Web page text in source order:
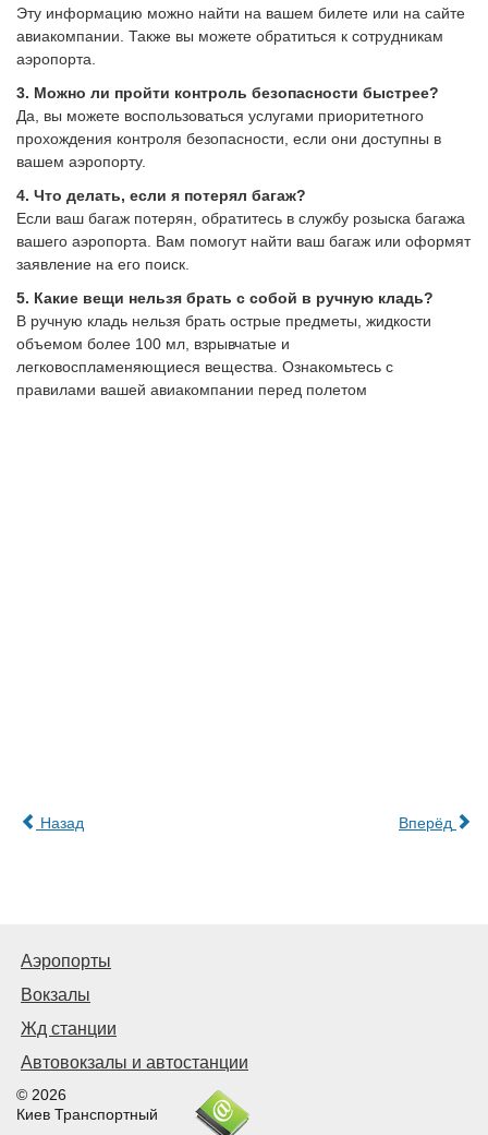
Эту информацию можно найти на вашем билете или на сайте
авиакомпании. Также вы можете обратиться к сотрудникам
аэропорта.
3. Можно ли пройти контроль безопасности быстрее?
Да, вы можете воспользоваться услугами приоритетного
прохождения контроля безопасности, если они доступны в
вашем аэропорту.
4. Что делать, если я потерял багаж?
Если ваш багаж потерян, обратитесь в службу розыска багажа
вашего аэропорта. Вам помогут найти ваш багаж или оформят
заявление на его поиск.
5. Какие вещи нельзя брать с собой в ручную кладь?
В ручную кладь нельзя брать острые предметы, жидкости
объемом более 100 мл, взрывчатые и
легковоспламеняющиеся вещества. Ознакомьтесь с
правилами вашей авиакомпании перед полетом
Назад Вперёд
Аэропорты
Вокзалы
Жд станции
Автовокзалы и автостанции
© 2026
Киев Транспортный